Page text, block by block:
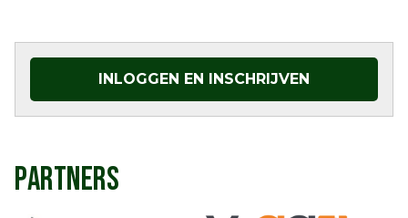
INLOGGEN EN INSCHRIJVEN
PARTNERS